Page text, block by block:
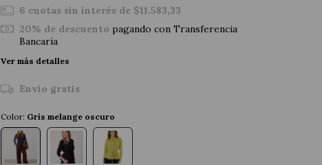
6 cuotas sin interés de $11.583,33
20% de descuento pagando con Transferencia
Bancaria
Ver más detalles
Envío gratis
Color: Gris melange oscuro